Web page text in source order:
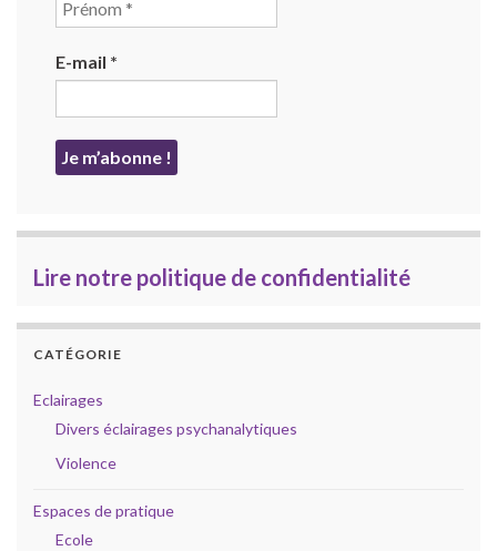
E-mail *
Lire notre politique de confidentialité
CATÉGORIE
Eclairages
Divers éclairages psychanalytiques
Violence
Espaces de pratique
Ecole